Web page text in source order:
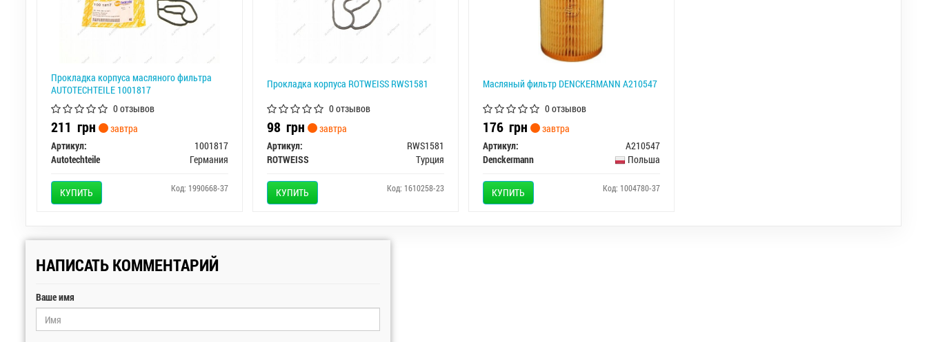
Прокладка корпуса масляного фильтра
AUTOTECHTEILE 1001817
0 отзывов
211 грн
завтра
Артикул:
1001817
Autotechteile
Германия
КУПИТЬ Код: 1990668-37
Прокладка корпуса ROTWEISS RWS1581
0 отзывов
98 грн
завтра
Артикул:
RWS1581
ROTWEISS
Турция
КУПИТЬ Код: 1610258-23
Масляный фильтр DENCKERMANN A210547
0 отзывов
176 грн
завтра
Артикул:
A210547
Denckermann
Польша
КУПИТЬ Код: 1004780-37
НАПИСАТЬ КОММЕНТАРИЙ
Ваше имя